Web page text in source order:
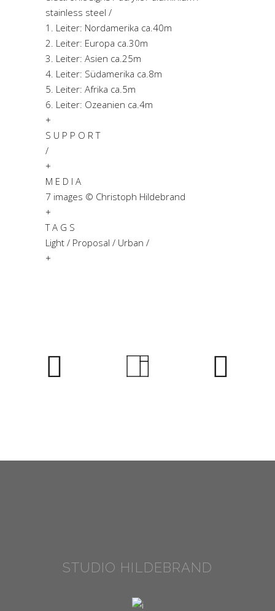
stainless steel /
1. Leiter: Nordamerika ca.40m
2. Leiter: Europa ca.30m
3. Leiter: Asien ca.25m
4. Leiter: Südamerika ca.8m
5. Leiter: Afrika ca.5m
6. Leiter: Ozeanien ca.4m
+
S U P P O R T
/
+
M E D I A
7 images © Christoph Hildebrand
+
T A G S
Light / Proposal / Urban /
STUDIO HILDEBRAND